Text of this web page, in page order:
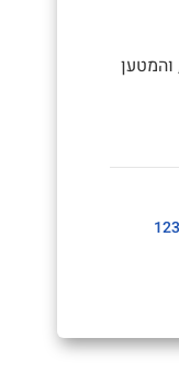
והמטען
123